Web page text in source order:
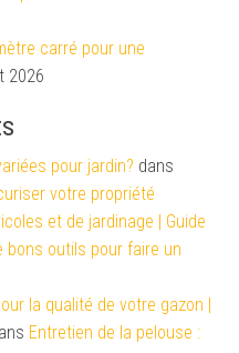
carré pour une
2026
pour jardin? dans
votre propriété
et de jardinage | Guide
bons outils pour faire un
la qualité de votre gazon |
Entretien de la pelouse :